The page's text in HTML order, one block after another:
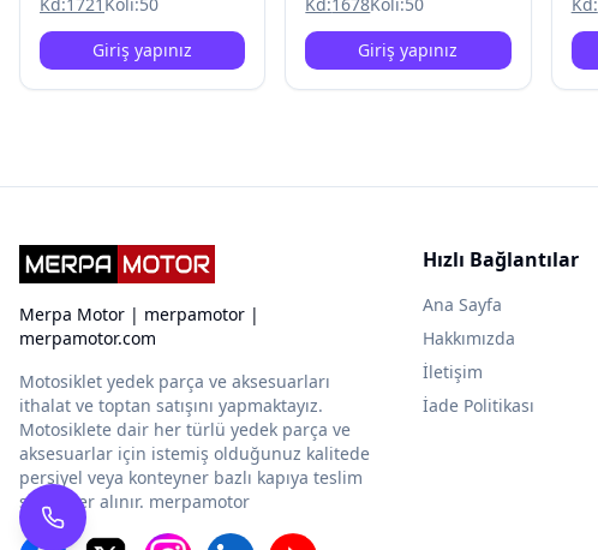
Giriş yapınız
Giriş yapınız
Merpa Motor | merpamotor |
merpamotor.com
Motosiklet yedek parça ve aksesuarları
ithalat ve toptan satışını yapmaktayız.
Motosiklete dair her türlü yedek parça ve
aksesuarlar için istemiş olduğunuz kalitede
persiyel veya konteyner bazlı kapıya teslim
siparişler alınır. merpamotor
Hızlı Bağlantılar
Ana Sayfa
Hakkımızda
İletişim
İade Politikası